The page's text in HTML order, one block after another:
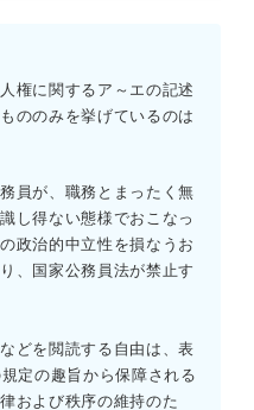
権に関するア～エの記述
ののみを挙げているのは
員が、職務とまったく無
し得ない態様でおこなっ
政治的中立性を損なうお
、国家公務員法が禁止す
どを閲読する自由は、表
定の趣旨から保障される
および秩序の維持のた